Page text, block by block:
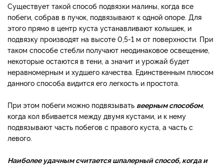
Существует такой способ подвязки малины, когда все
побеги, собрав в пучок, подвязывают к одной опоре. Для
этого прямо в центр куста устанавливают колышек, и
подвязку производят на высоте 0,5-1 м от поверхности. При
таком способе стебли получают неодинаковое освещение,
некоторые остаются в тени, а значит и урожай будет
неравномерным и худшего качества. Единственным плюсом
данного способа видится его легкость и простота.
При этом побеги можно подвязывать веерным способом,
когда кол вбивается между двумя кустами, и к нему
подвязывают часть побегов с правого куста, а часть с
левого.
Наиболее удачным считается шпалерный способ, когда и